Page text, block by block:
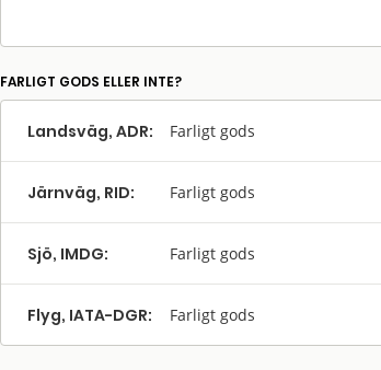
FARLIGT GODS ELLER INTE?
Landsväg, ADR: Farligt gods
Järnväg, RID: Farligt gods
Sjö, IMDG: Farligt gods
Flyg, IATA-DGR: Farligt gods